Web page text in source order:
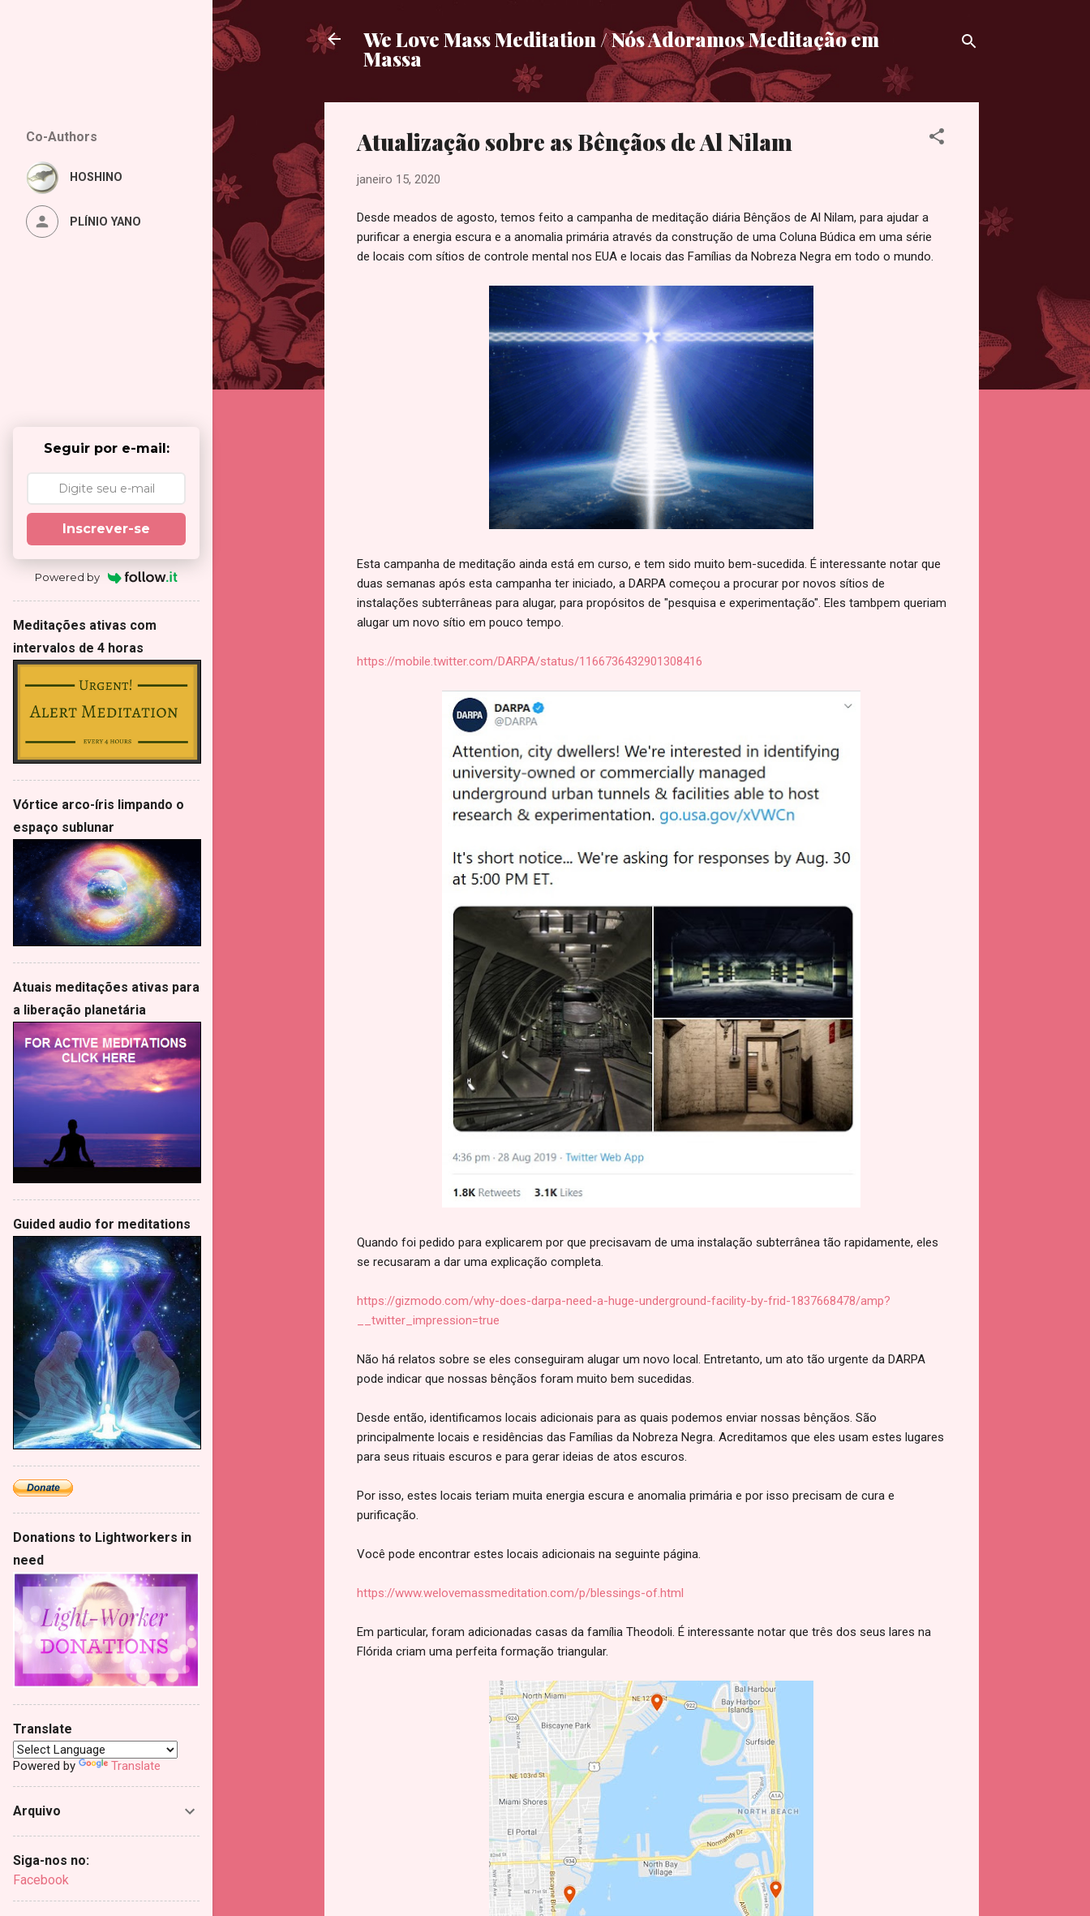
We Love Mass Meditation / Nós Adoramos Meditação em
Massa
Atualização sobre as Bênçãos de Al Nilam
janeiro 15, 2020
Desde meados de agosto, temos feito a campanha de meditação diária Bênçãos de Al Nilam, para ajudar a
purificar a energia escura e a anomalia primária através da construção de uma Coluna Búdica em uma série
de locais com sítios de controle mental nos EUA e locais das Famílias da Nobreza Negra em todo o mundo.
Esta campanha de meditação ainda está em curso, e tem sido muito bem-sucedida. É interessante notar que
duas semanas após esta campanha ter iniciado, a DARPA começou a procurar por novos sítios de
instalações subterrâneas para alugar, para propósitos de "pesquisa e experimentação". Eles tambpem queriam
alugar um novo sítio em pouco tempo.
https://mobile.twitter.com/DARPA/status/1166736432901308416
Quando foi pedido para explicarem por que precisavam de uma instalação subterrânea tão rapidamente, eles
se recusaram a dar uma explicação completa.
https://gizmodo.com/why-does-darpa-need-a-huge-underground-facility-by-frid-1837668478/amp?
__twitter_impression=true
Não há relatos sobre se eles conseguiram alugar um novo local. Entretanto, um ato tão urgente da DARPA
pode indicar que nossas bênçãos foram muito bem sucedidas.
Desde então, identificamos locais adicionais para as quais podemos enviar nossas bênçãos. São
principalmente locais e residências das Famílias da Nobreza Negra. Acreditamos que eles usam estes lugares
para seus rituais escuros e para gerar ideias de atos escuros.
Por isso, estes locais teriam muita energia escura e anomalia primária e por isso precisam de cura e
purificação.
Você pode encontrar estes locais adicionais na seguinte página.
https://www.welovemassmeditation.com/p/blessings-of.html
Em particular, foram adicionadas casas da família Theodoli. É interessante notar que três dos seus lares na
Flórida criam uma perfeita formação triangular.
Co-Authors
HOSHINO
PLÍNIO YANO
Seguir por e-mail:
Inscrever-se
Powered by
Meditações ativas com
intervalos de 4 horas
Vórtice arco-íris limpando o
espaço sublunar
Atuais meditações ativas para
a liberação planetária
Guided audio for meditations
Donations to Lightworkers in
need
Translate
Powered by Translate
Arquivo
Siga-nos no:
Facebook